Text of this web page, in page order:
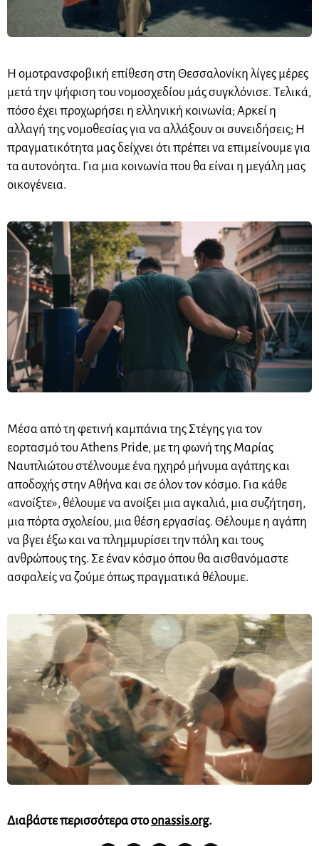
Η ομοτρανσφοβική επίθεση στη Θεσσαλονίκη λίγες μέρες
μετά την ψήφιση του νομοσχεδίου μάς συγκλόνισε. Τελικά,
πόσο έχει προχωρήσει η ελληνική κοινωνία; Αρκεί η
αλλαγή της νομοθεσίας για να αλλάξουν οι συνειδήσεις; Η
πραγματικότητα μας δείχνει ότι πρέπει να επιμείνουμε για
τα αυτονόητα. Για μια κοινωνία που θα είναι η μεγάλη μας
οικογένεια.
Μέσα από τη φετινή καμπάνια της Στέγης για τον
εορτασμό του Athens Pride, με τη φωνή της Μαρίας
Ναυπλιώτου στέλνουμε ένα ηχηρό μήνυμα αγάπης και
αποδοχής στην Αθήνα και σε όλον τον κόσμο. Για κάθε
«ανοίξτε», θέλουμε να ανοίξει μια αγκαλιά, μια συζήτηση,
μια πόρτα σχολείου, μια θέση εργασίας. Θέλουμε η αγάπη
να βγει έξω και να πλημμυρίσει την πόλη και τους
ανθρώπους της. Σε έναν κόσμο όπου θα αισθανόμαστε
ασφαλείς να ζούμε όπως πραγματικά θέλουμε.
Διαβάστε περισσότερα στοonassis.org.